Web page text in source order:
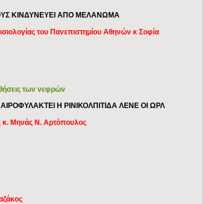
ΚΙΝΔΥΝΕΥΕΙ ΑΠΟ ΜΕΛΑΝΩΜΑ
του Πανεπιστημίου Αθηνών κ Σοφία
των νεφρών
Η ΡΙΝΙΚΟΛΠΙΤΙΔΑ ΛΕΝΕ ΟΙ ΩΡΛ
κ. Μηνάς Ν. Αρτόπουλος